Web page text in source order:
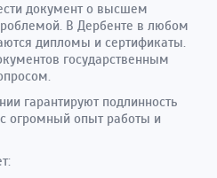
документ о высшем
В Дербенте в любом
дипломы и сертификаты.
государственным
гарантируют подлинность
огромный опыт работы и